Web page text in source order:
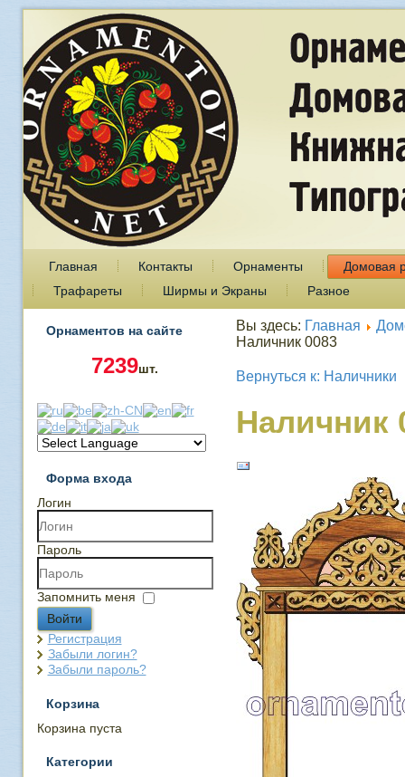
Главная Контакты Орнаменты
Домовая
Трафареты
Ширмы и Экраны Разное
Орнаментов на сайте
7239шт.
Форма входа
Логин
Пароль
Запомнить меня
Войти
Регистрация
Забыли логин?
Забыли пароль?
Корзина
Корзина пуста
Категории
Вы здесь: Главная
Наличник 0083
Вернуться к: Наличники
Наличник